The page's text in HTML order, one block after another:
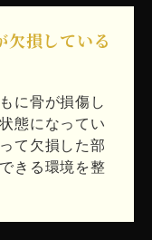
損している
に骨が損傷し
態になってい
て欠損した部
きる環境を整